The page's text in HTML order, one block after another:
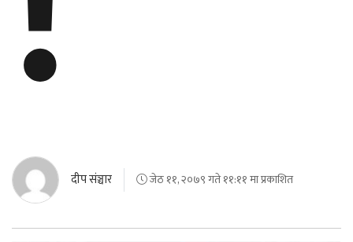
बेलायत
जापान
दीप संञ्चार जेठ ११, २०७९ गते ११:११ मा प्रकाशित